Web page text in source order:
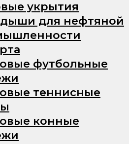
укрытия
для нефтяной
футбольные
теннисные
конные